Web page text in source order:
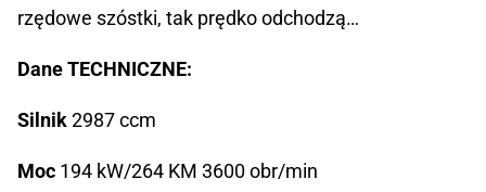
rzędowe szóstki, tak prędko odchodzą…
Dane TECHNICZNE:
Silnik2987 ccm
Moc 194 kW/264 KM 3600 obr/min